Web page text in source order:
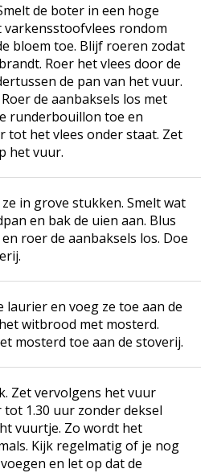
de boter in een hoge
varkensstoofvlees rondom
bloem toe. Blijf roeren zodat
Roer het vlees door de
de pan van het vuur.
de aanbaksels los met
runderbouillon toe en
tot het vlees onder staat. Zet
het vuur.
in grove stukken. Smelt wat
en bak de uien aan. Blus
roer de aanbaksels los. Doe
laurier en voeg ze toe aan de
witbrood met mosterd.
mosterd toe aan de stoverij.
Zet vervolgens het vuur
1.30 uur zonder deksel
vuurtje. Zo wordt het
Kijk regelmatig of je nog
en let op dat de